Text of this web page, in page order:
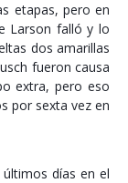
etapas, pero en
Larson falló y lo
dos amarillas
fueron causa
extra, pero eso
por sexta vez en
días en el